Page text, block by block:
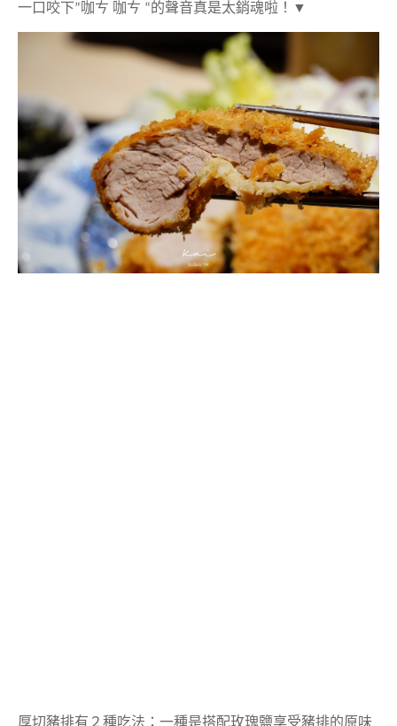
一口咬下”咖ㄘ 咖ㄘ “的聲音真是太銷魂啦！▼
厚切豬排有２種吃法：一種是搭配玫瑰鹽享受豬排的原味